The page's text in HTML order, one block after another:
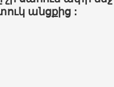
անցքից :